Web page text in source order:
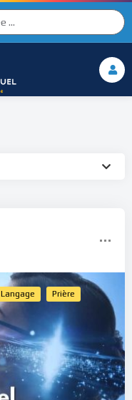
Langage Prière